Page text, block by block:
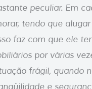
peculiar. Em
tendo que
faz com que ele
por várias
frágil, quando
e